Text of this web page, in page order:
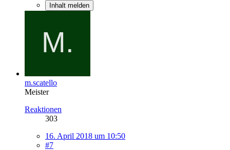
Inhalt melden
m.scatello
Meister
Reaktionen
303
16. April 2018 um 10:50
#7